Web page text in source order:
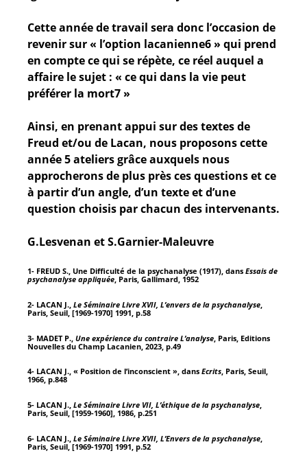
Cette année de travail sera donc l’occasion de
revenir sur « l’option lacanienne6 » qui prend
en compte ce qui se répète, ce réel auquel a
affaire le sujet : « ce qui dans la vie peut
préférer la mort7 »
Ainsi, en prenant appui sur des textes de
Freud et/ou de Lacan, nous proposons cette
année 5 ateliers grâce auxquels nous
approcherons de plus près ces questions et ce
à partir d’un angle, d’un texte et d’une
question choisis par chacun des intervenants.
G.Lesvenan et S.Garnier-Maleuvre
1- FREUD S., Une Difficulté de la psychanalyse (1917), dans Essais de
psychanalyse appliquée , Paris, Gallimard, 1952
2- LACAN J., Le Séminaire Livre XVII, L’envers de la psychanalyse
Paris, Seuil, [1969-1970] 1991, p.58
3- MADET P., Une expérience du contraire L’analyse , Paris, Editions
Nouvelles du Champ Lacanien, 2023, p.49
4- LACAN J., « Position de l’inconscient », dans Ecrits, Paris, Seuil,
1966, p.848
5- LACAN J., Le Séminaire Livre VII, L’éthique de la psychanalyse,
Paris, Seuil, [1959-1960], 1986, p.251
6- LACAN J., Le Séminaire Livre XVII, L’Envers de la psychanalyse,
Paris, Seuil, [1969-1970] 1991, p.52